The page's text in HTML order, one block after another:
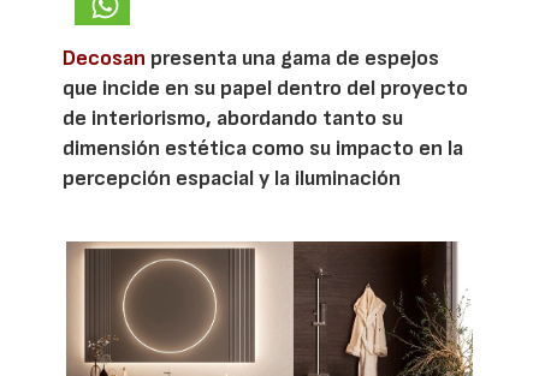
Decosan presenta una gama de espejos
que incide en su papel dentro del proyecto
de interiorismo, abordando tanto su
dimensión estética como su impacto en la
percepción espacial y la iluminación